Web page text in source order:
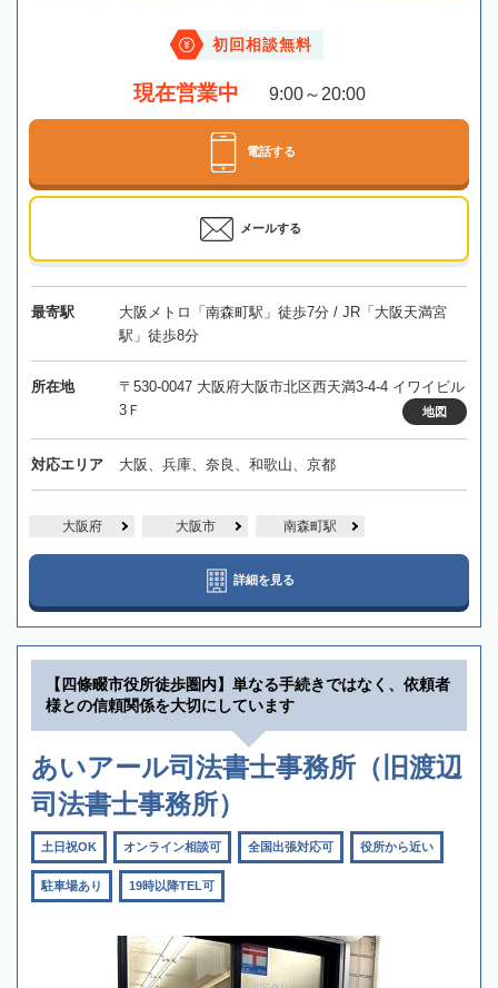
初回相談無料
現在営業中 9:00～20:00
電話する
メールする
最寄駅
大阪メトロ「南森町駅」徒歩7分 / JR「大阪天満宮
駅」徒歩8分
所在地
〒530-0047 大阪府大阪市北区西天満3-4-4 イワイビル
3Ｆ
地図
対応エリア 大阪、兵庫、奈良、和歌山、京都
大阪府 大阪市 南森町駅
詳細を見る
【四條畷市役所徒歩圏内】単なる手続きではなく、依頼者
様との信頼関係を大切にしています
あいアール司法書士事務所（旧渡辺
司法書士事務所）
土日祝OK オンライン相談可 全国出張対応可 役所から近い
駐車場あり 19時以降TEL可